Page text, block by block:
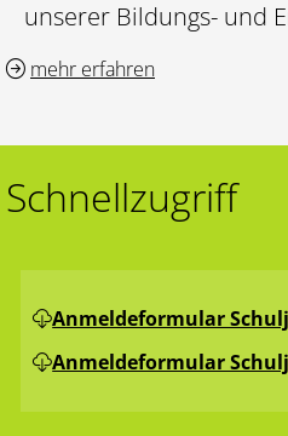
unserer Bildungs- und
mehr erfahren
Schnellzugriff
Anmeldeformular
Anmeldeformular